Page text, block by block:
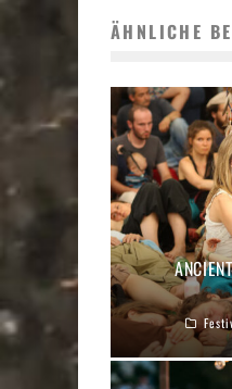
ÄHNLICHE